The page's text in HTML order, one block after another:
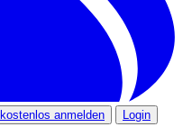
anmelden Login